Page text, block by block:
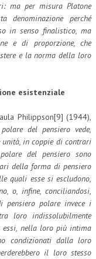
ma per misura Platone
denominazione perché
in senso finalistico, ma
e di proporzione, che
e la norma della loro
esistenziale
Philippson[9] (1944),
del pensiero vede,
unità, in coppie di contrari
del pensiero sono
della forma di pensiero
quali esse si escludono,
o, infine, conciliandosi,
pensiero polare invece i
loro indissolubilmente
essi, nella loro più intima
condizionati dalla loro
il loro stesso